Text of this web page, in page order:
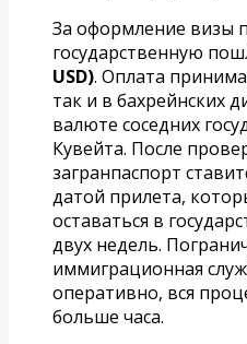
За оформление визы
государственную
USD). Оплата
так и в бахрейнских
валюте соседних
Кувейта. После
загранпаспорт
датой прилета,
оставаться в
двух недель.
иммиграционная
оперативно, вся
больше часа.